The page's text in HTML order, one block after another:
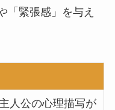
「緊張感」を与え
人公の心理描写が